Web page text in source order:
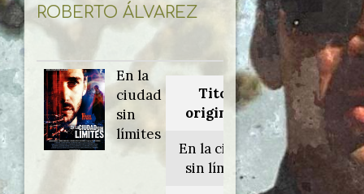
ROBERTO ÁLVAREZ
En la
ciudad
sin
límites
Titolo
originale:
En la ciudad
sin límites